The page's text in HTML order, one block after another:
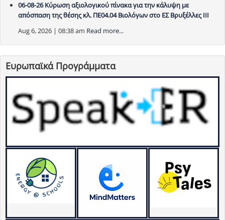
06-08-26 Κύρωση αξιολογικού πίνακα για την κάλυψη με
απόσπαση της θέσης κλ. ΠΕ04.04 Βιολόγων στο ΕΣ Βρυξέλλες ΙΙΙ
Aug 6, 2026 | 08:38 am Read more...
Ευρωπαϊκά Προγράμματα